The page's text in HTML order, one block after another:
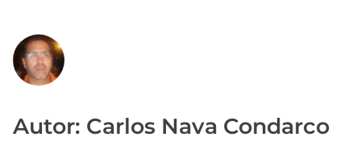
Autor: Carlos Nava Condarco